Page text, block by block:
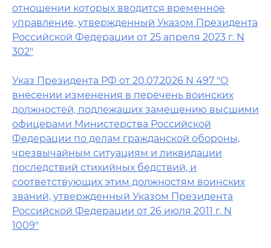
отношении которых вводится временное
управление, утвержденный Указом Президента
Российской Федерации от 25 апреля 2023 г. N
302"
Указ Президента РФ от 20.07.2026 N 497 "О
внесении изменения в перечень воинских
должностей, подлежащих замещению высшими
офицерами Министерства Российской
Федерации по делам гражданской обороны,
чрезвычайным ситуациям и ликвидации
последствий стихийных бедствий, и
соответствующих этим должностям воинских
званий, утвержденный Указом Президента
Российской Федерации от 26 июля 2011 г. N
1009"